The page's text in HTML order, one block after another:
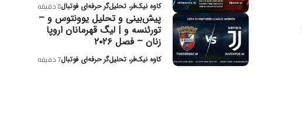
کاوه نیک‌فر، تحلیل‌گر حرفه‌ای فوتبال8 دقیقه
پیش‌بینی و تحلیل یوونتوس و –
تورئنسه و | لیگ قهرمانان اروپا
زنان – فصل ۲۰۲۶
کاوه نیک‌فر، تحلیل‌گر حرفه‌ای فوتبال7 دقیقه